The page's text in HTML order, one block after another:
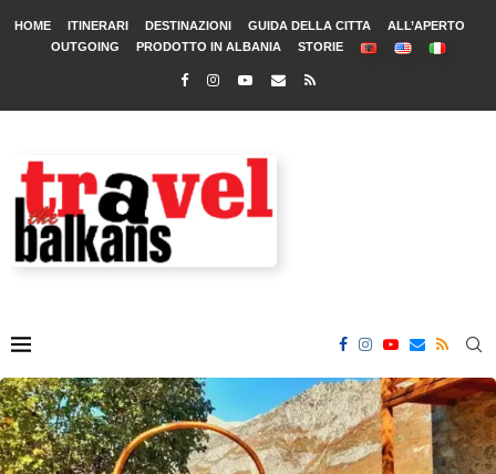
HOME ITINERARI DESTINAZIONI GUIDA DELLA CITTA
ALL’APERTO
OUTGOING
PRODOTTO IN ALBANIA STORIE